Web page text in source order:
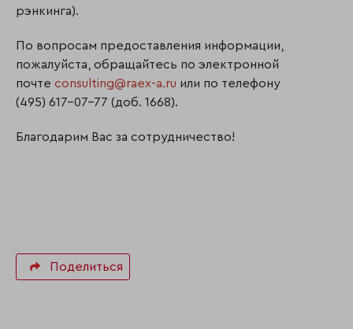
рэнкинга).
По вопросам предоставления информации,
пожалуйста, обращайтесь по электронной
почте consulting@raex-a.ru или по телефону
(495) 617-07-77 (доб. 1668).
Благодарим Вас за сотрудничество!
Поделиться